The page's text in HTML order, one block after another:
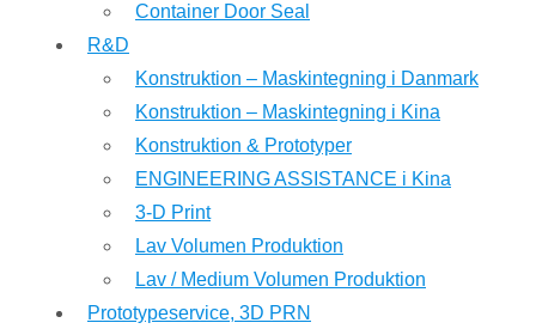
Container Door Seal
R&D
Konstruktion – Maskintegning i Danmark
Konstruktion – Maskintegning i Kina
Konstruktion & Prototyper
ENGINEERING ASSISTANCE i Kina
3-D Print
Lav Volumen Produktion
Lav / Medium Volumen Produktion
Prototypeservice, 3D PRN